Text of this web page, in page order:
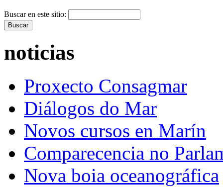
Buscar en este sitio:
noticias
Proxecto Consagmar
Diálogos do Mar
Novos cursos en Marín
Comparecencia no
Nova boia oceanográfica